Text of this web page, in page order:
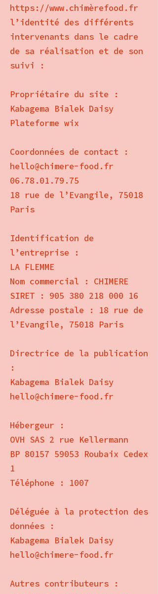
https://www.chimèrefood.fr
l’identité des différents
intervenants dans le cadre
de sa réalisation et de son
suivi :
Propriétaire du site :
Kabagema Bialek Daisy
Plateforme wix
Coordonnées de contact :
hello@chimere-food.fr
06.78.01.79.75
18 rue de l’Evangile, 75018
Paris
Identification de
l’entreprise :
LA FLEMME
Nom commercial : CHIMERE
SIRET : 905 380 218 000 16
Adresse postale : 18 rue de
l’Evangile, 75018 Paris
Directrice de la publication
:
Kabagema Bialek Daisy
hello@chimere-food.fr
Hébergeur :
OVH SAS 2 rue Kellermann
BP 80157 59053 Roubaix Cedex
1
Téléphone : 1007
Déléguée à la protection des
données :
Kabagema Bialek Daisy
hello@chimere-food.fr
Autres contributeurs :